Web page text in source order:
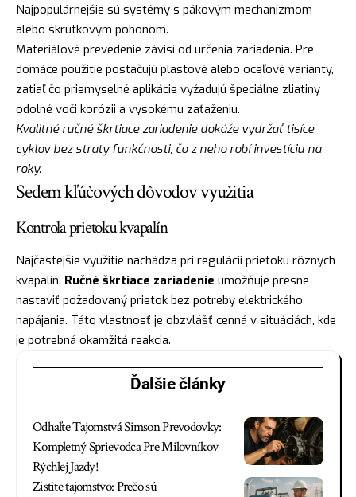
Najpopulárnejšie sú systémy s pákovým mechanizmom
alebo skrutkovým pohonom.
Materiálové prevedenie závisí od určenia zariadenia. Pre
domáce použitie postačujú plastové alebo oceľové varianty,
zatiaľ čo priemyselné aplikácie vyžadujú špeciálne zliatiny
odolné voči korózii a vysokému zaťaženiu.
Kvalitné ručné škrtiace zariadenie dokáže vydržať tisíce
cyklov bez straty funkčnosti, čo z neho robí investíciu na
roky.
Sedem kľúčových dôvodov využitia
Kontrola prietoku kvapalín
Najčastejšie využitie nachádza pri regulácii prietoku rôznych
kvapalín. Ručné škrtiace zariadenie umožňuje presne
nastaviť požadovaný prietok bez potreby elektrického
napájania. Táto vlastnosť je obzvlášť cenná v situáciách, kde
je potrebná okamžitá reakcia.
Ďalšie články
Odhaľte Tajomstvá Simson Prevodovky:
Kompletný Sprievodca Pre Milovníkov
Rýchlej Jazdy!
Zistite tajomstvo: Prečo sú